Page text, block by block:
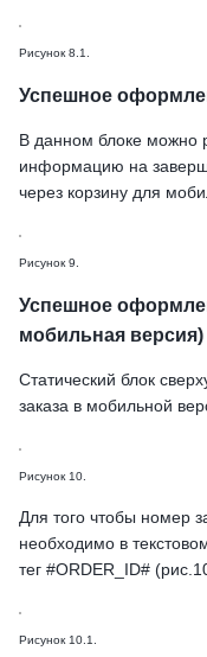
Рисунок 8.1.
Успешное
В данном блоке можно
информацию на
через корзину для
Рисунок 9.
Успешное
мобильная версия)
Статический блок
заказа в мобильной
Рисунок 10.
Для того чтобы номер
необходимо в
тег #ORDER_ID#
Рисунок 10.1.